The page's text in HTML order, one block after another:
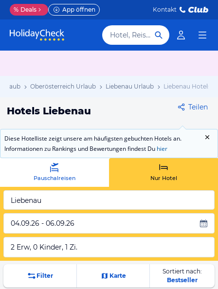
% Deals App öffnen Kontakt
Hotel, Reiseziel
Oberösterreich Urlaub Liebenau Urlaub Liebenau Hotels
Hotels Liebenau Teilen
Diese Hotelliste zeigt unsere am häufigsten gebuchten Hotels an.
Informationen zu Rankings und Bewertungen findest Du hier
Pauschalreisen Nur Hotel
Liebenau
04.09.26 - 06.09.26
2 Erw, 0 Kinder, 1 Zi.
Filter Karte
Sortiert nach:
Bestseller